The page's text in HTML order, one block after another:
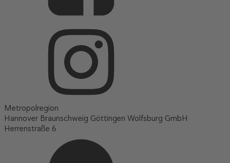
Metropolregion
Hannover Braunschweig Göttingen Wolfsburg GmbH
Herrenstraße 6